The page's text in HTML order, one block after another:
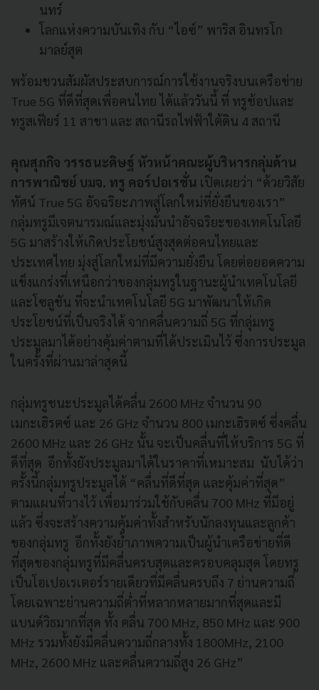
นทร์
โลกแห่งความบันเทิง กับ “ไอซ์” พาริส อินทรโก
มาลย์สุต
พร้อมชวนสัมผัสประสบการณ์การใช้งานจริงบนเครือข่าย
True 5G ที่ดีที่สุดเพื่อคนไทย ได้แล้ววันนี้ ที่ ทรูช้อปและ
ทรูสเฟียร์ 11 สาขา และ สถานีรถไฟฟ้าใต้ดิน 4 สถานี
คุณสุภกิจ วรรธนะดิษฐ์ หัวหน้าคณะผู้บริหารกลุ่มด้าน
การพาณิชย์ บมจ. ทรู คอร์ปอเรชั่น เปิดเผยว่า “ด้วยวิสัย
ทัศน์ True 5G อัจฉริยะภาพสู่โลกใหม่ที่ยั่งยืนของเรา”
กลุ่มทรูมีเจตนารมณ์และมุ่งมั่นนำอัจฉริยะของเทคโนโลยี
5G มาสร้างให้เกิดประโยชน์สูงสุดต่อคนไทยและ
ประเทศไทย มุ่งสู่โลกใหม่ที่มีความยั่งยืน โดยต่อยอดความ
แข็งแกร่งที่เหนือกว่าของกลุ่มทรูในฐานะผู้นำเทคโนโลยี
และโซลูชัน ที่จะนำเทคโนโลยี 5G มาพัฒนาให้เกิด
ประโยชน์ที่เป็นจริงได้ จากคลื่นความถี่ 5G ที่กลุ่มทรู
ประมูลมาได้อย่างคุ้มค่าตามที่ได้ประเมินไว้ ซึ่งการประมูล
ในครั้งที่ผ่านมาล่าสุดนี้
กลุ่มทรูชนะประมูลได้คลื่น 2600 MHz จำนวน 90
เมกะเฮิรตซ์ และ 26 GHz จำนวน 800 เมกะเฮิรตซ์ ซึ่งคลื่น
2600 MHz และ 26 GHz นั้น จะเป็นคลื่นที่ให้บริการ 5G ที่
ดีที่สุด อีกทั้งยังประมูลมาได้ในราคาที่เหมาะสม นับได้ว่า
ครั้งนี้กลุ่มทรูประมูลได้ “คลื่นที่ดีที่สุด และคุ้มค่าที่สุด”
ตามแผนที่วางไว้ เพื่อมาร่วมใช้กับคลื่น 700 MHz ที่มีอยู่
แล้ว ซึ่งจะสร้างความคุ้มค่าทั้งสำหรับนักลงทุนและลูกค้า
ของกลุ่มทรู อีกทั้งยังย้ำภาพความเป็นผู้นำเครือข่ายที่ดี
ที่สุดของกลุ่มทรูที่มีคลื่นครบสุดและครอบคลุมสุด โดยทรู
เป็นโอเปอเรเตอร์รายเดียวที่มีคลื่นครบถึง 7 ย่านความถี่
โดยเฉพาะย่านความถี่ต่ำที่หลากหลายมากที่สุดและมี
แบนด์วิธมากที่สุด ทั้ง คลื่น 700 MHz, 850 MHz และ 900
MHz รวมทั้งยังมีคลื่นความถี่กลางทั้ง 1800MHz, 2100
MHz, 2600 MHz และคลื่นความถี่สูง 26 GHz”